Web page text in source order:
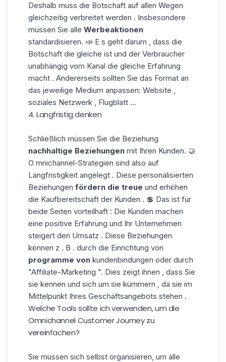
Deshalb muss die Botschaft auf allen Wegen
gleichzeitig verbreitet werden . Insbesondere
müssen Sie alle Werbeaktionen
standardisieren. 📣 E s geht darum , dass die
Botschaft die gleiche ist und der Verbraucher
unabhängig vom Kanal die gleiche Erfahrung
macht . Andererseits sollten Sie das Format an
das jeweilige Medium anpassen: Website ,
soziales Netzwerk , Flugblatt ...
4. Langfristig denken
Schließlich müssen Sie die Beziehung
nachhaltige Beziehungen mit Ihren Kunden. 🤝
O mnichannel-Strategien sind also auf
Langfristigkeit angelegt . Diese personalisierten
Beziehungen fördern die treue und erhöhen
die Kaufbereitschaft der Kunden . 💲 Das ist für
beide Seiten vorteilhaft : Die Kunden machen
eine positive Erfahrung und Ihr Unternehmen
steigert den Umsatz . Diese Beziehungen
können z . B . durch die Einrichtung von
programme von kundenbindungen oder durch
"Affiliate-Marketing ". Dies zeigt ihnen , dass Sie
sie kennen und sich um sie kümmern , da sie im
Mittelpunkt Ihres Geschäftsangebots stehen .
Welche Tools sollte ich verwenden, um die
Omnichannel Customer Journey zu
vereinfachen?
Sie müssen sich selbst organisieren, um alle